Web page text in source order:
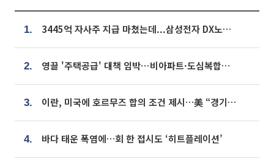
1. 3445억 자사주 지급 마쳤는데...삼성전자 DX노조, 뒤늦은 '떼쓰기 집회'
2. 영끌 '주택공급' 대책 임박⋯비아파트·도심복합까지 총동원
3. 이란, 미국에 호르무즈 합의 조건 제시…美 “경기 아직 안 끝나” [종합]
4. 바다 태운 폭염에…회 한 접시도 ‘히트플레이션’